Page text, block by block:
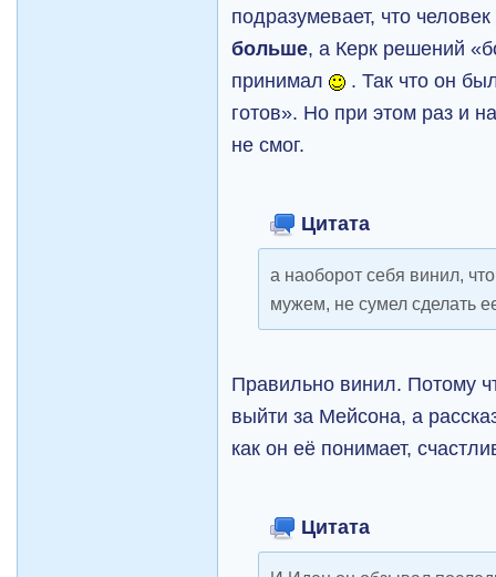
подразумевает, что человек
больше, а Керк решений
принимал
. Так что он
готов». Но при этом раз и
не смог.
Цитата
а наоборот себя винил,
мужем, не сумел сделать
Правильно винил. Потому
выйти за Мейсона, а
как он её понимает,
Цитата